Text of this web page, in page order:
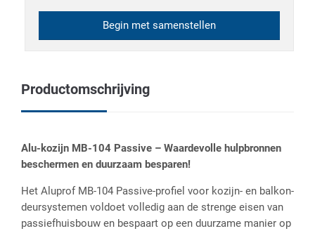
Begin met samenstellen
Productomschrijving
Alu-kozijn MB-104 Passive – Waardevolle hulpbronnen
beschermen en duurzaam besparen!
Het Aluprof MB-104 Passive-profiel voor kozijn- en balkon-
deursystemen voldoet volledig aan de strenge eisen van
passiefhuisbouw en bespaart op een duurzame manier op